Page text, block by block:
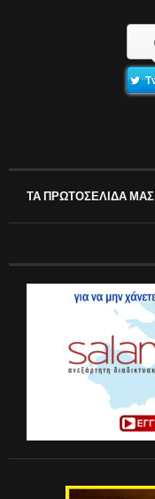
ΤΑ ΠΡΩΤΟΣΕΛΙΔΑ ΜΑΣ